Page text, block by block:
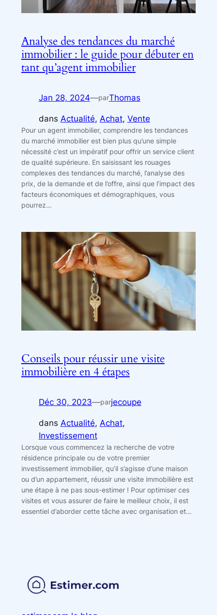
Analyse des tendances du marché
immobilier : le guide pour débuter en
tant qu’agent immobilier
Jan 28, 2024—parThomas
dans Actualité, Achat, Vente
Pour un agent immobilier, comprendre les tendances
du marché immobilier est bien plus qu’une simple
nécessité c’est un impératif pour offrir un service client
de qualité supérieure. En saisissant les rouages
complexes des tendances du marché, l’analyse des
prix, de la demande et de l’offre, ainsi que l’impact des
facteurs économiques et démographiques, vous
pourrez…
Conseils pour réussir une visite
immobilière en 4 étapes
Déc 30, 2023—parjecoupe
dans Actualité, Achat
Investissement
Lorsque vous commencez la recherche de votre
résidence principale ou de votre premier
investissement immobilier, qu’il s’agisse d’une maison
ou d’un appartement, réussir une visite immobilière est
une étape à ne pas sous-estimer ! Pour optimiser ces
visites et vous assurer de faire le meilleur choix, il est
essentiel d’aborder cette tâche avec organisation et…